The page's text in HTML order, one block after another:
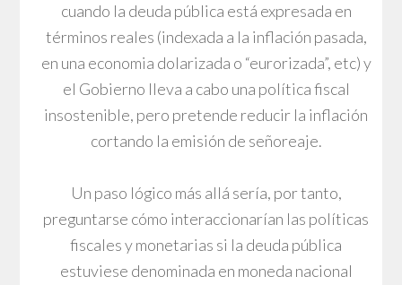
cuando la deuda pública está expresada en
términos reales (indexada a la inflación pasada,
en una economia dolarizada o “eurorizada”, etc) y
el Gobierno lleva a cabo una política fiscal
insostenible, pero pretende reducir la inflación
cortando la emisión de señoreaje.
Un paso lógico más allá sería, por tanto,
preguntarse cómo interaccionarían las políticas
fiscales y monetarias si la deuda pública
estuviese denominada en moneda nacional